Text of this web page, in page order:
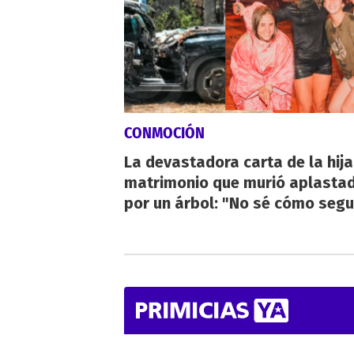
CONMOCIÓN
La devastadora carta de la
matrimonio que murió
por un árbol: "No sé cómo